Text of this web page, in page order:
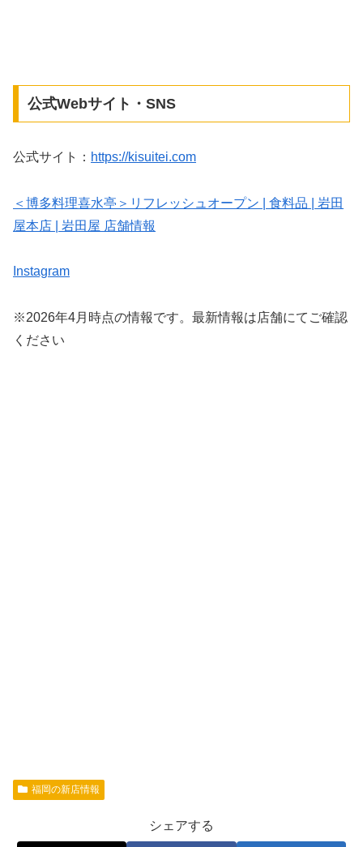
公式Webサイト・SNS
公式サイト： https://kisuitei.com
＜博多料理喜水亭＞リフレッシュオープン | 食料品 | 岩田
屋本店 | 岩田屋 店舗情報
Instagram
※2026年4月時点の情報です。最新情報は店舗にてご確認
ください
福岡の新店情報
シェアする